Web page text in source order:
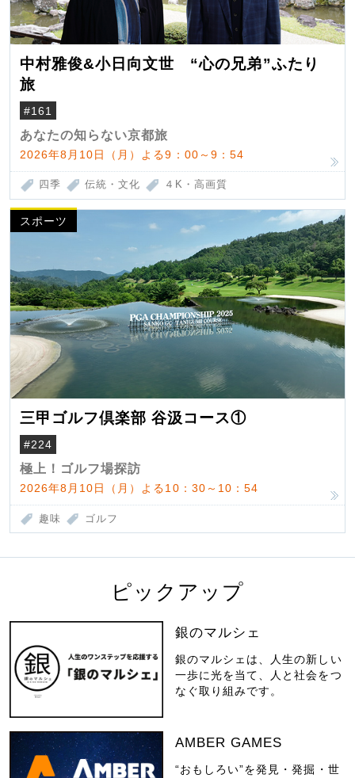
中村雅俊&小日向文世 “心の兄弟”ふたり
旅
#161
あなたの知らない京都旅
2026年8月10日（月）よる9：00～9：54
四季 伝統・文化 ４K・高画質
スポーツ
三甲ゴルフ倶楽部 谷汲コース①
#224
極上！ゴルフ場探訪
2026年8月10日（月）よる10：30～10：54
趣味 ゴルフ
ピックアップ
銀のマルシェ
銀のマルシェは、人生の新しい
一歩に光を当て、人と社会をつ
なぐ取り組みです。
AMBER GAMES
“おもしろい”を発見・発掘・世